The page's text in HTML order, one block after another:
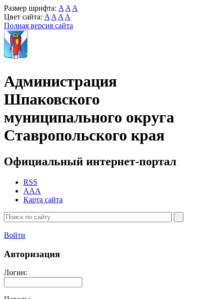
Размер шрифта: A A A
Цвет сайта: A A A A
Полная версия сайта
Администрация
Шпаковского
муниципального округа
Ставропольского края
Официальный интернет-портал
RSS
AAA
Карта сайта
Войти
Авторизация
Логин: